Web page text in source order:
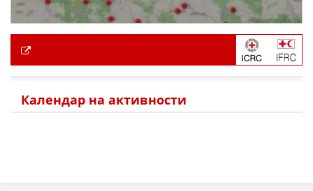
Календар на активности